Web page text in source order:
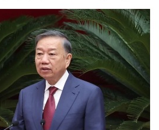
tham gia sâu hơn vào chuỗi giá trị
Việt Nam - Singapore về công nghiệp
21/7 tại TP. Hồ Chí Minh, là một
bật nhằm thúc đẩy mục tiêu đó.